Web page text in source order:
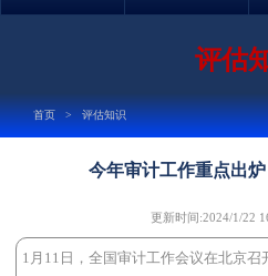
评估
首页 > 评估知识
今年审计工作重点出
更新时间:2024/1/22
1月11日，全国审计工作会议在北京